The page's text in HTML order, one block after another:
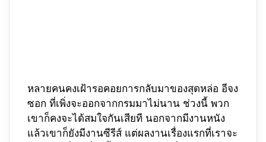
หลายคนคงเฝ้ารอคอยการกลับมาของสุดหล่อ อีจง
ซอก ที่เพิ่งจะออกจากกรมมาไม่นาน ช่วงนี้ พวก
เขาก็คงจะได้สมใจกันเสียที นอกจากมีงานหนัง
แล้วเขาก็ยังมีงานซีรีส์ แต่ผลงานเรื่องแรกที่เราจะ